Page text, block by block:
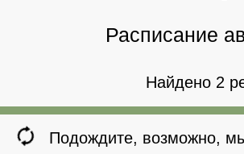
Расписание
Найдено 2
Подождите, возможно,